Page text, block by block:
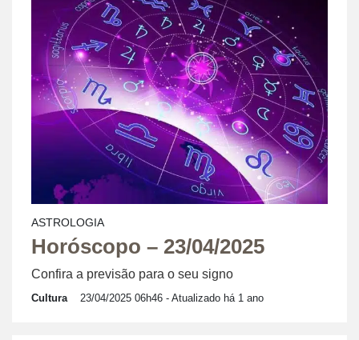
ASTROLOGIA
Horóscopo – 23/04/2025
Confira a previsão para o seu signo
Cultura 23/04/2025 06h46 - Atualizado há 1 ano